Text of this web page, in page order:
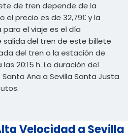
de tren depende de la
el precio es de 32,79€ y la
el viaje es el día
salida del tren de este billete
del tren a la estación de
20:15 h. La duración del
Ana a Sevilla Santa Justa
Velocidad a Sevilla